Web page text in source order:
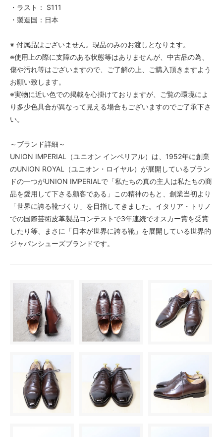
・ラスト： S111
・製造国：日本
※ 付属品はございません。現品のみのお渡しとなります。
※使用上の際に支障のある状態等はありませんが、中古品の為、
傷や汚れ等はございますので、ご了解の上、ご購入頂きますよう
お願い致します。
※実物に近い色での掲載を心掛けておりますが、ご覧の環境によ
り多少色具合が異なって見える場合もございますのでご了承下さ
い。
～ブランド詳細～
UNION IMPERIAL（ユニオン インペリアル）は、1952年に創業
のUNION ROYAL（ユニオン・ロイヤル）が展開しているブラン
ドの一つがUNION IMPERIALで「私たちの真の主人は私たちの商
品を愛用して下さる顧客である」この精神のもと、創業当初より
「世界に誇る靴づくり」を目指してきました。イタリア・トリノ
での国際芸術皮革製品コンテストで3年連続でオスカー賞を受賞
したり等、まさに「日本が世界に誇る靴」を展開している世界的
ジャパンシューズブランドです。